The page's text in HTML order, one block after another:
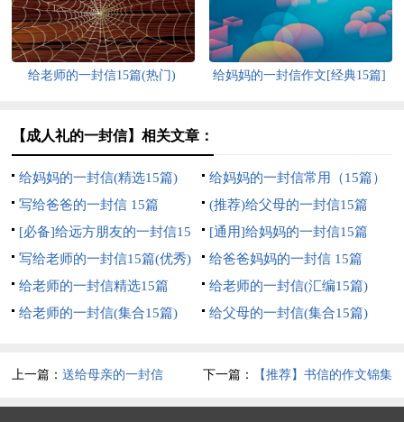
给老师的一封信15篇(热门) 给妈妈的一封信作文[经典15篇]
【成人礼的一封信】相关文章：
给妈妈的一封信(精选15篇)
给妈妈的一封信常用（15篇）
写给爸爸的一封信 15篇
(推荐)给父母的一封信15篇
[必备]给远方朋友的一封信15
篇
[通用]给妈妈的一封信15篇
写给老师的一封信15篇(优秀)
给爸爸妈妈的一封信 15篇
给老师的一封信精选15篇
给老师的一封信(汇编15篇)
给老师的一封信(集合15篇)
给父母的一封信(集合15篇)
上一篇：送给母亲的一封信 下一篇： 【推荐】书信的作文锦集